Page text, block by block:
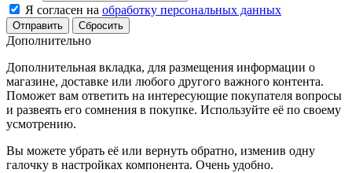
Я согласен на обработку персональных данных
Сбросить
Дополнительно
Дополнительная вкладка, для размещения информации о
магазине, доставке или любого другого важного контента.
Поможет вам ответить на интересующие покупателя вопросы
и развеять его сомнения в покупке. Используйте её по своему
усмотрению.
Вы можете убрать её или вернуть обратно, изменив одну
галочку в настройках компонента. Очень удобно.